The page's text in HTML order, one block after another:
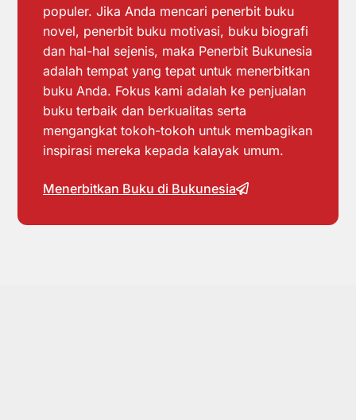
populer. Jika Anda mencari penerbit buku
novel, penerbit buku motivasi, buku biografi
dan hal-hal sejenis, maka Penerbit Bukunesia
adalah tempat yang tepat untuk menerbitkan
buku Anda. Fokus kami adalah ke penjualan
buku terbaik dan berkualitas serta
mengangkat tokoh-tokoh untuk membagikan
inspirasi mereka kepada kalayak umum.
Menerbitkan Buku di Bukunesia